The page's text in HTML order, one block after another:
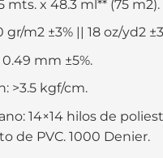
mts. x 48.3 ml** (75 m2).
gr/m2 ±3% || 18 oz/yd2
mm ±5%.
>3.5 kgf/cm.
14×14 hilos de
de PVC. 1000 Denier.